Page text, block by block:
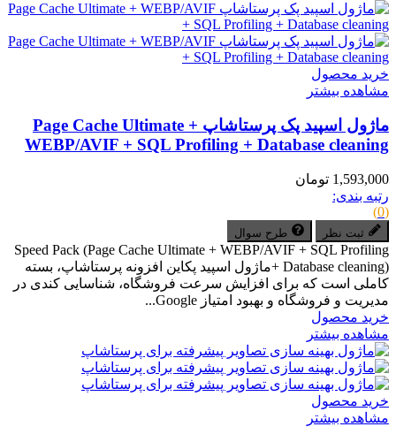
خرید محصول
مشاهده بیشتر
ماژول اسپید پک پرستاشاپ Page Cache Ultimate +
WEBP/AVIF + SQL Profiling + Database cleaning
1,593,000 تومان
رتبه بندی:
(0)
ثبت نظر طرح سوال
Speed Pack (Page Cache Ultimate + WEBP/AVIF + SQL Profiling
+ Database cleaning)ماژول اسپید پکاین افزونه پرستاشاپ، بسته
کاملی است که برای افزایش سرعت فروشگاه، شناسایی کندی در
مدیریت و فروشگاه و بهبود امتیاز Google...
خرید محصول
مشاهده بیشتر
خرید محصول
مشاهده بیشتر